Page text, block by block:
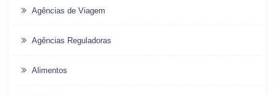
Agências de Viagem
Agências Reguladoras
Alimentos